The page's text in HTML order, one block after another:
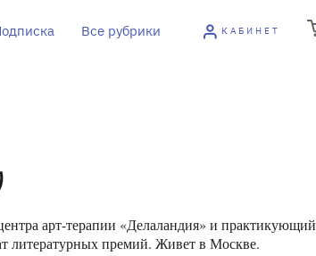
Все рубрики КАБИНЕТ
арт-терапии «Делаландия» и практикующий
литературных премий. Живет в Москве.